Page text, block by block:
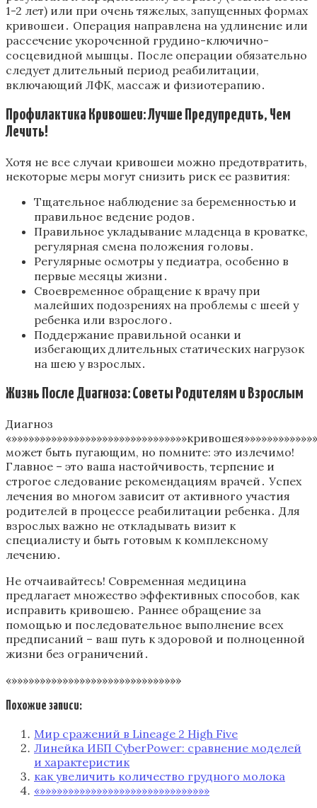
1-2 лет) или при очень тяжелых, запущенных формах
кривошеи․ Операция направлена на удлинение или
рассечение укороченной грудино-ключично-
сосцевидной мышцы․ После операции обязательно
следует длительный период реабилитации,
включающий ЛФК, массаж и физиотерапию․
Профилактика Кривошеи: Лучше Предупредить, Чем
Лечить!
Хотя не все случаи кривошеи можно предотвратить,
некоторые меры могут снизить риск ее развития:
Тщательное наблюдение за беременностью и
правильное ведение родов․
Правильное укладывание младенца в кроватке,
регулярная смена положения головы․
Регулярные осмотры у педиатра, особенно в
первые месяцы жизни․
Своевременное обращение к врачу при
малейших подозрениях на проблемы с шеей у
ребенка или взрослого․
Поддержание правильной осанки и
избегающих длительных статических нагрузок
на шею у взрослых․
Жизнь После Диагноза: Советы Родителям и Взрослым
Диагноз
может быть пугающим, но помните: это излечимо!
Главное – это ваша настойчивость, терпение и
строгое следование рекомендациям врачей․ Успех
лечения во многом зависит от активного участия
родителей в процессе реабилитации ребенка․ Для
взрослых важно не откладывать визит к
специалисту и быть готовым к комплексному
лечению․
Не отчаивайтесь! Современная медицина
предлагает множество эффективных способов, как
исправить кривошею․ Раннее обращение за
помощью и последовательное выполнение всех
предписаний – ваш путь к здоровой и полноценной
жизни без ограничений․
«»»»»»»»»»»»»»»»»»»»»»»»»»»»»»»
Похожие записи:
Мир сражений в Lineage 2 High Five
Линейка ИБП CyberPower: сравнение моделей
и характеристик
как увеличить количество грудного молока
«»»»»»»»»»»»»»»»»»»»»»»»»»»»»»»